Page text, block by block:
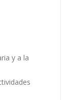
y a la